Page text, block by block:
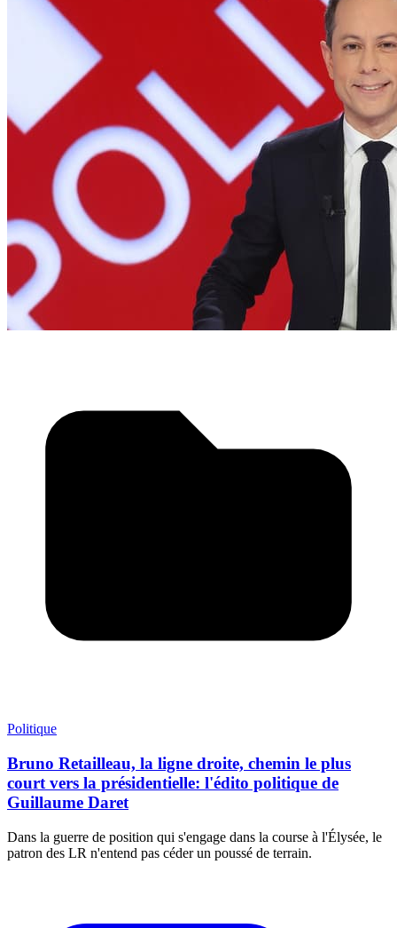
Politique
Bruno Retailleau, la ligne droite, chemin le plus
court vers la présidentielle: l'édito politique de
Guillaume Daret
Dans la guerre de position qui s'engage dans la course à l'Élysée, le
patron des LR n'entend pas céder un poussé de terrain.